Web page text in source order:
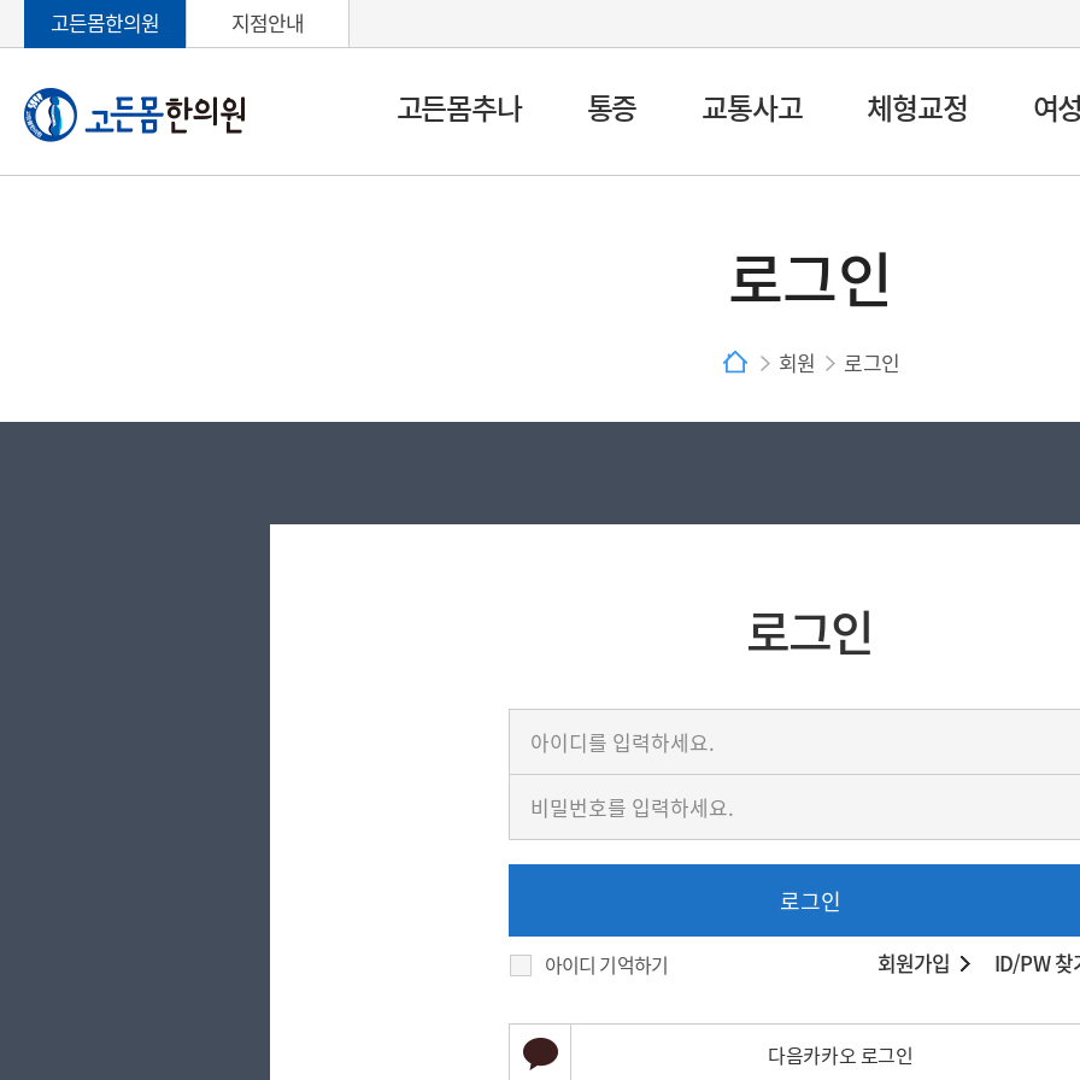
고든몸한의원 지점안내
고든몸추나 통증 교통사고 체형교정 여
로그인
회원 로그인
로그인
로그인
아이디 기억하기 회원가입 ID/PW 찾
다음카카오 로그인